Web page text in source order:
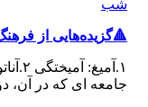
شب
🔺️گزیده‌هایی از
جامعه ای که در آن،